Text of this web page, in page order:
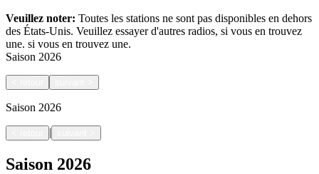
Veuillez noter: Toutes les stations ne sont pas disponibles en dehors
des États-Unis. Veuillez essayer d'autres radios, si vous en trouvez
une. si vous en trouvez une.
Saison 2026
Saison 2026
|
Saison 2026